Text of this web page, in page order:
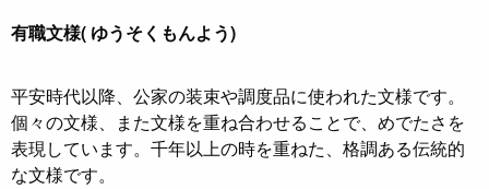
有職文様( ゆうそくもんよう)
平安時代以降、公家の装束や調度品に使われた文様です。
個々の文様、また文様を重ね合わせることで、めでたさを
表現しています。千年以上の時を重ねた、格調ある伝統的
な文様です。